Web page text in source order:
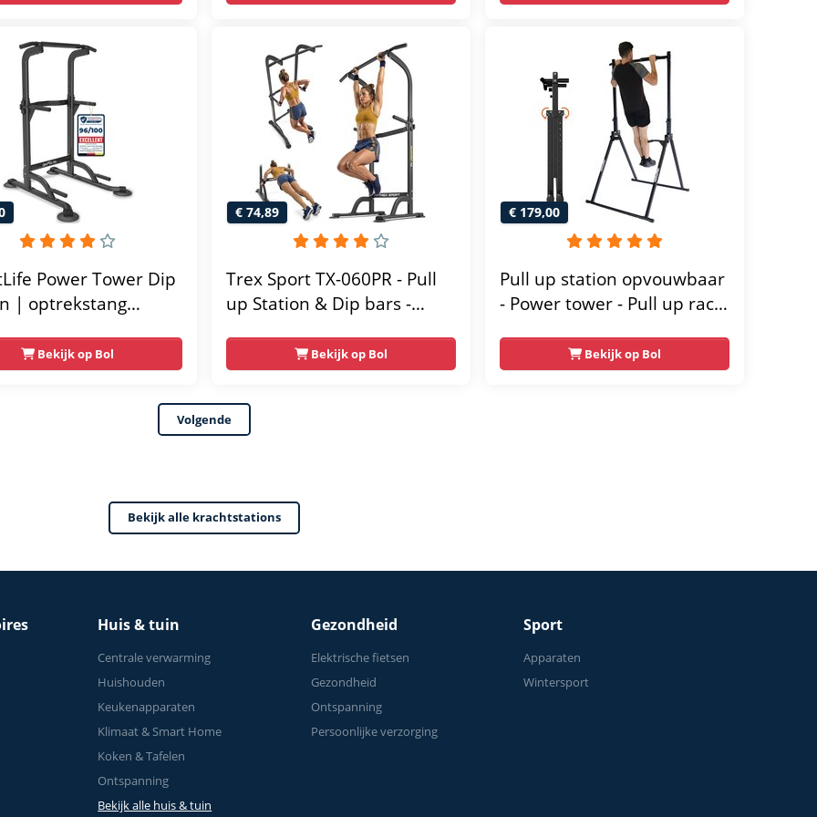
Compact en
- Incl.
fitness app
Power Tower Dip
| optrekstang
| krachtstation
| fitnessstation
krachttraining voor
Bekijk op Bol
€ 74,89
Trex Sport TX-060PR - Pull
up Station & Dip bars -
Multifunctioneel - Power
Tower Fitness Station -
Home Gym - Thuis Sporten
Verstelbaar - Geschikt voor
Bekijk op Bol
€ 179,00
Pull up station opvouwbaar
- Power tower - Pull up rack
Bekijk op Bol
Volgende
Bekijk alle krachtstations
Huis & tuin
Centrale verwarming
Huishouden
Keukenapparaten
Klimaat & Smart Home
Koken & Tafelen
Ontspanning
Bekijk alle huis & tuin
Gezondheid
Elektrische fietsen
Gezondheid
Ontspanning
Persoonlijke verzorging
Sport
Apparaten
Wintersport